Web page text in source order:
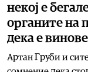
некој е
органите на
дека е
Артан Груби и